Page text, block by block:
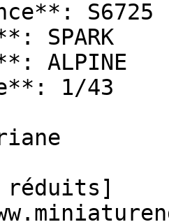
S6725
SPARK
ALPINE
1/43
réduits]